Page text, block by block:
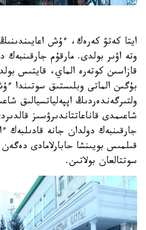
ايتا كەتۋ كەرەك، ءۇش
وتە اۋىر بولدى. مارقۇم جارقىنبەك
قازاسىن كوتەرە الماي، قايتىس
بۇگىن الماتى وبلىستىق سوتىندا
ولتىرگەندەردىڭ اپپەلياتسيالىق
شاعىمدى قاناعاتتاندىرۋسىز
جارقىنبەك دولدان جانە قادىلبەك
قىلمىس بويىنشا حابارلامادى
سوتتالعان بولاتىن.